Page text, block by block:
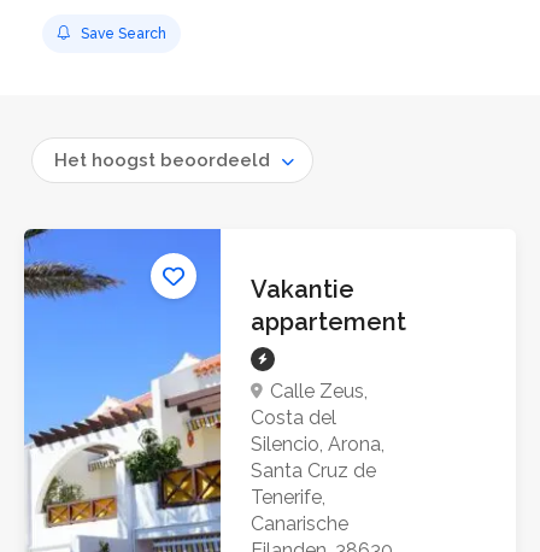
Save Search
Het hoogst beoordeeld
Vakantie
appartement
Calle Zeus,
Costa del
Silencio, Arona,
Santa Cruz de
Tenerife,
Canarische